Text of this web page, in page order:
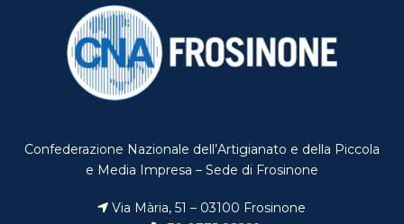
Confederazione Nazionale dell’Artigianato e della Piccola
e Media Impresa – Sede di Frosinone
Via Mària, 51 – 03100 Frosinone